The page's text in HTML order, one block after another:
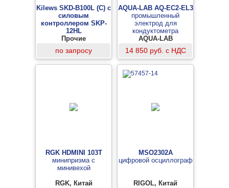
Kilews SKD-B100L (C) с
силовым
контроллером SKP-
12HL
винтоверт
Прочие
по запросу
AQUA-LAB AQ-EC2-EL3
промышленный
электрод для
кондуктометра
AQUA-LAB
14 850 руб. с НДС
RGK HDMINI 103T
минипризма с
минивехой
RGK, Китай
MSO2302A
цифровой осциллограф
RIGOL, Китай